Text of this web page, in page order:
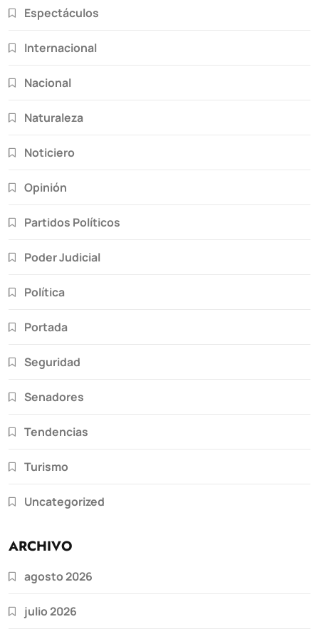
Espectáculos
Internacional
Nacional
Naturaleza
Noticiero
Opinión
Partidos Políticos
Poder Judicial
Política
Portada
Seguridad
Senadores
Tendencias
Turismo
Uncategorized
ARCHIVO
agosto 2026
julio 2026